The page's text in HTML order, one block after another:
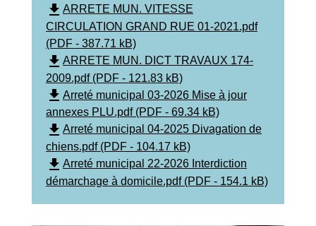
file_download ARRETE MUN. VITESSE
CIRCULATION GRAND RUE 01-2021.pdf
(PDF - 387.71 kB)
file_download ARRETE MUN. DICT TRAVAUX 174-
2009.pdf (PDF - 121.83 kB)
file_download Arreté municipal 03-2026 Mise à jour
annexes PLU.pdf (PDF - 69.34 kB)
file_download Arreté municipal 04-2025 Divagation de
chiens.pdf (PDF - 104.17 kB)
file_download Arreté municipal 22-2026 Interdiction
démarchage à domicile.pdf (PDF - 154.1 kB)